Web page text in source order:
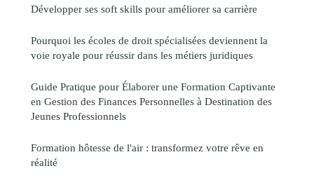
Développer ses soft skills pour améliorer sa carrière
Pourquoi les écoles de droit spécialisées deviennent la
voie royale pour réussir dans les métiers juridiques
Guide Pratique pour Élaborer une Formation Captivante
en Gestion des Finances Personnelles à Destination des
Jeunes Professionnels
Formation hôtesse de l'air : transformez votre rêve en
réalité